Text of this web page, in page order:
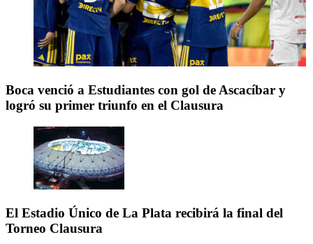
Boca venció a Estudiantes con gol de Ascacíbar y
logró su primer triunfo en el Clausura
El Estadio Único de La Plata recibirá la final del
Torneo Clausura